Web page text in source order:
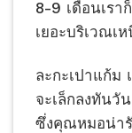
8-9 เดือนเรา
เยอะบริเวณเ
ละกะเปาแก้ม
จะเล็กลงทันวั
ซึ่งคุณหมอน่า